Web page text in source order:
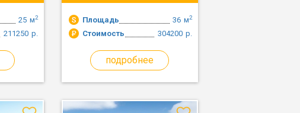
м2
25
р.
211250
Площадь м2
36
Стоимость
р.
304200
подробнее